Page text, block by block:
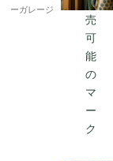
ーガレージ